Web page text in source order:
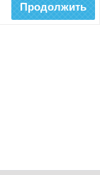
Продолжить